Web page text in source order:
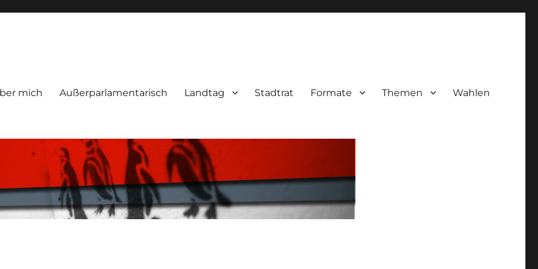
mich Außerparlamentarisch Landtag Stadtrat Formate Themen Wahlen